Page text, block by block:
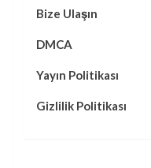
Bize Ulaşın
DMCA
Yayın Politikası
Gizlilik Politikası